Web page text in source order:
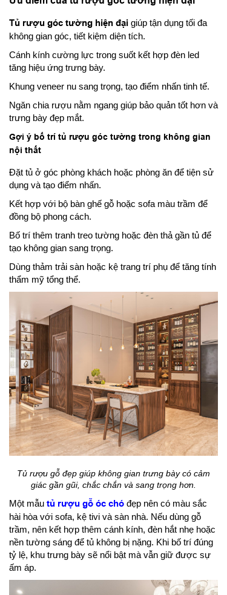
Tủ rượu góc tường hiện đại giúp tận dụng tối đa
không gian góc, tiết kiệm diện tích.
Cánh kính cường lực trong suốt kết hợp đèn led
tăng hiệu ứng trưng bày.
Khung veneer nu sang trọng, tạo điểm nhấn tinh tế.
Ngăn chia rượu nằm ngang giúp bảo quản tốt hơn và
trưng bày đẹp mắt.
Gợi ý bố trí tủ rượu góc tường trong không gian
nội thất
Đặt tủ ở góc phòng khách hoặc phòng ăn để tiện sử
dụng và tạo điểm nhấn.
Kết hợp với bộ bàn ghế gỗ hoặc sofa màu trầm để
đồng bộ phong cách.
Bố trí thêm tranh treo tường hoặc đèn thả gần tủ để
tạo không gian sang trọng.
Dùng thảm trải sàn hoặc kệ trang trí phụ để tăng tính
thẩm mỹ tổng thể.
Tủ rượu gỗ đẹp giúp không gian trưng bày có cảm
giác gần gũi, chắc chắn và sang trọng hơn.
Một mẫu tủ rượu gỗ óc chó đẹp nên có màu sắc
hài hòa với sofa, kệ tivi và sàn nhà. Nếu dùng gỗ
trầm, nên kết hợp thêm cánh kính, đèn hắt nhẹ hoặc
nền tường sáng để tủ không bị nặng. Khi bố trí đúng
tỷ lệ, khu trưng bày sẽ nổi bật mà vẫn giữ được sự
ấm áp.